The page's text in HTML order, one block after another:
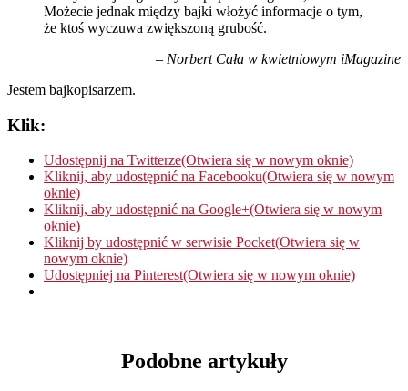
Możecie jednak między bajki włożyć informacje o tym,
że ktoś wyczuwa zwiększoną grubość.
– Norbert Cała w kwietniowym iMagazine
Jestem bajkopisarzem.
Klik:
Udostępnij na Twitterze(Otwiera się w nowym oknie)
Kliknij, aby udostępnić na Facebooku(Otwiera się w nowym
oknie)
Kliknij, aby udostępnić na Google+(Otwiera się w nowym
oknie)
Kliknij by udostępnić w serwisie Pocket(Otwiera się w
nowym oknie)
Udostępniej na Pinterest(Otwiera się w nowym oknie)
Podobne artykuły